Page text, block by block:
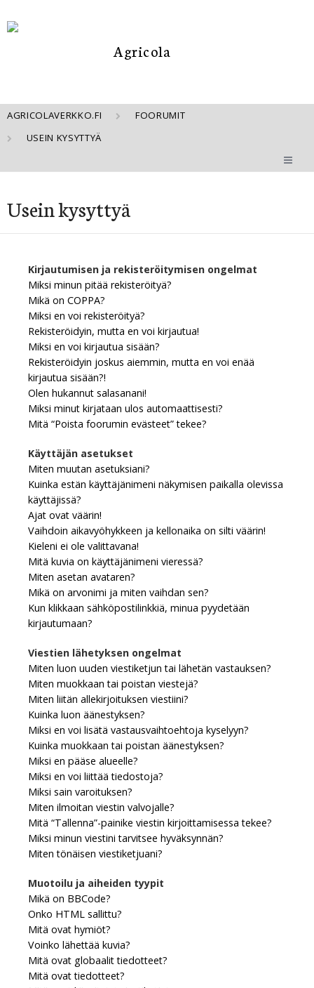
AGRICOLAVERKKO.FI
FOORUMIT
USEIN KYSYTTYÄ
Usein kysyttyä
Kirjautumisen ja rekisteröitymisen ongelmat
Miksi minun pitää rekisteröityä?
Mikä on COPPA?
Miksi en voi rekisteröityä?
Rekisteröidyin, mutta en voi kirjautua!
Miksi en voi kirjautua sisään?
Rekisteröidyin joskus aiemmin, mutta en voi enää
kirjautua sisään?!
Olen hukannut salasanani!
Miksi minut kirjataan ulos automaattisesti?
Mitä “Poista foorumin evästeet” tekee?
Käyttäjän asetukset
Miten muutan asetuksiani?
Kuinka estän käyttäjänimeni näkymisen paikalla olevissa
käyttäjissä?
Ajat ovat väärin!
Vaihdoin aikavyöhykkeen ja kellonaika on silti väärin!
Kieleni ei ole valittavana!
Mitä kuvia on käyttäjänimeni vieressä?
Miten asetan avataren?
Mikä on arvonimi ja miten vaihdan sen?
Kun klikkaan sähköpostilinkkiä, minua pyydetään
kirjautumaan?
Viestien lähetyksen ongelmat
Miten luon uuden viestiketjun tai lähetän vastauksen?
Miten muokkaan tai poistan viestejä?
Miten liitän allekirjoituksen viestiini?
Kuinka luon äänestyksen?
Miksi en voi lisätä vastausvaihtoehtoja kyselyyn?
Kuinka muokkaan tai poistan äänestyksen?
Miksi en pääse alueelle?
Miksi en voi liittää tiedostoja?
Miksi sain varoituksen?
Miten ilmoitan viestin valvojalle?
Mitä “Tallenna”-painike viestin kirjoittamisessa tekee?
Miksi minun viestini tarvitsee hyväksynnän?
Miten tönäisen viestiketjuani?
Muotoilu ja aiheiden tyypit
Mikä on BBCode?
Onko HTML sallittu?
Mitä ovat hymiöt?
Voinko lähettää kuvia?
Mitä ovat globaalit tiedotteet?
Mitä ovat tiedotteet?